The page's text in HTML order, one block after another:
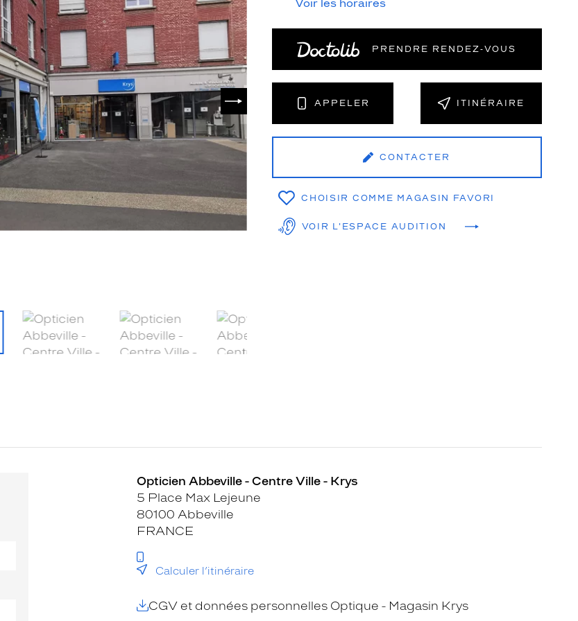
SUIVANT
Voir les horaires
PRENDRE RENDEZ‑VOUS
APPELER ITINÉRAIRE
CONTACTER
CHOISIR COMME MAGASIN FAVORI
VOIR L'ESPACE AUDITION
Opticien Abbeville - Centre Ville - Krys
5 Place Max Lejeune
80100 Abbeville
FRANCE
Calculer l’itinéraire
CGV et données personnelles Optique - Magasin Krys